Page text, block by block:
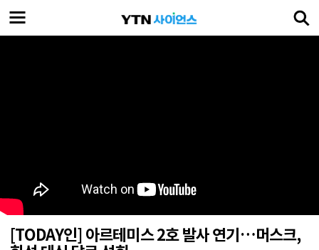
[TODAY인] 아르테미스 2호 발사 연기…머스크,